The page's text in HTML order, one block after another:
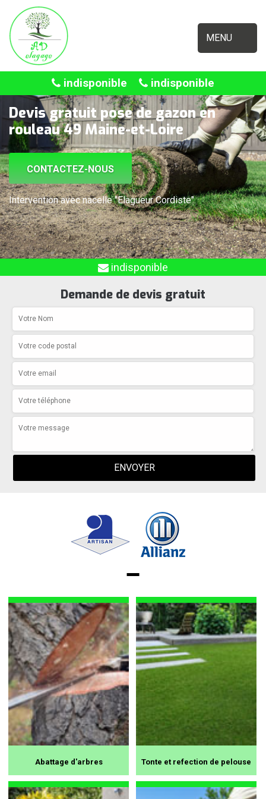
MENU
indisponible indisponible
Devis gratuit pose de gazon en
rouleau 49 Maine-et-Loire
CONTACTEZ-NOUS
Intervention avec nacelle "Elagueur Cordiste"
indisponible
Demande de devis gratuit
Abattage d'arbres Tonte et refection de pelouse